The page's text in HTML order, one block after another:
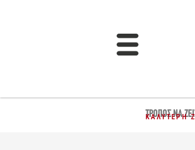
ΤΡΌΠΟΣ ΝΑ
ΚΑΛΎΤΕΡΗ